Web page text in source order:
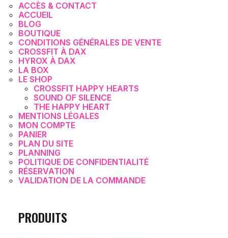
ACCÈS & CONTACT
ACCUEIL
BLOG
BOUTIQUE
CONDITIONS GÉNÉRALES DE VENTE
CROSSFIT À DAX
HYROX À DAX
LA BOX
LE SHOP
CROSSFIT HAPPY HEARTS
SOUND OF SILENCE
THE HAPPY HEART
MENTIONS LÉGALES
MON COMPTE
PANIER
PLAN DU SITE
PLANNING
POLITIQUE DE CONFIDENTIALITÉ
RÉSERVATION
VALIDATION DE LA COMMANDE
PRODUITS